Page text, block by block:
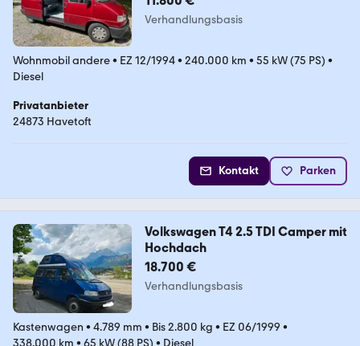
Verhandlungsbasis
Wohnmobil andere• EZ 12/1994• 240.000 km • 55 kW (75 PS) •
Diesel
Privatanbieter
24873 Havetoft
Kontakt Parken
Volkswagen T4 2.5 TDI Camper mit
Hochdach
18.700 €
Verhandlungsbasis
Kastenwagen • 4.789 mm • Bis 2.800 kg • EZ 06/1999 •
338.000 km • 65 kW (88 PS) • Diesel